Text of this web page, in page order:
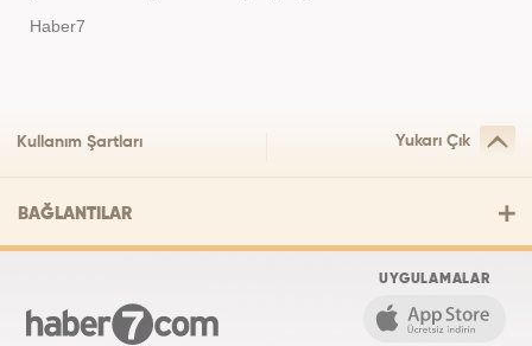
Haber7
Kullanım Şartları Yukarı Çık
BAĞLANTILAR
UYGULAMALAR